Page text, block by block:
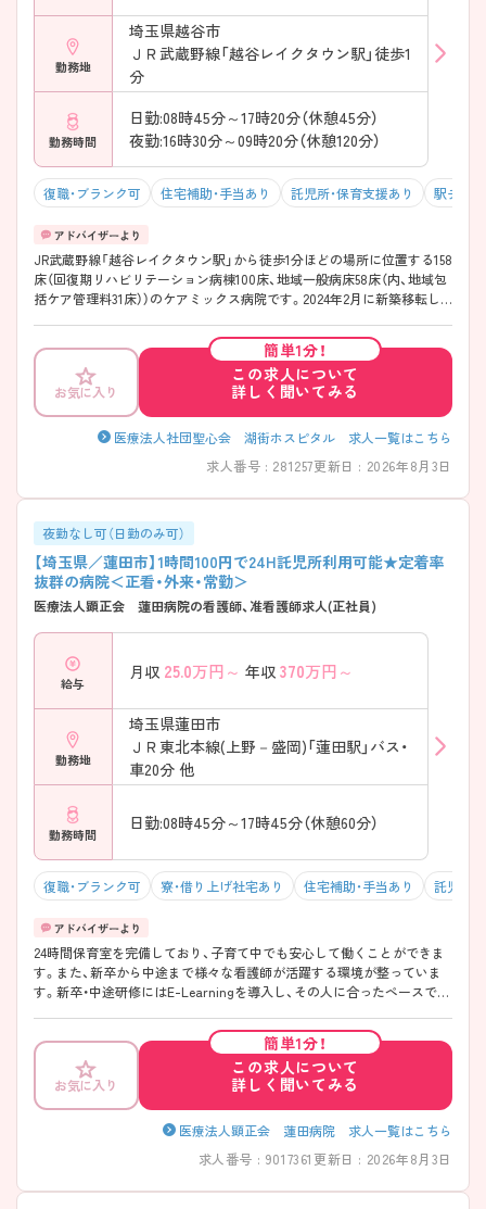
勤務地
埼玉県越谷市
ＪＲ武蔵野線「越谷レイクタウン駅」徒歩1
分
勤務時間
日勤:08時45分～17時20分（休憩45分）
夜勤:16時30分～09時20分（休憩120分）
復職・ブランク可 住宅補助・手当あり 託児所・保育支援あり 駅チカ（
JR武蔵野線「越谷レイクタウン駅」から徒歩1分ほどの場所に位置する158
床（回復期リハビリテーション病棟100床、地域一般病床58床（内、地域包
括ケア管理料31床））のケアミックス病院です。2024年2月に新築移転し、
院と介護施設の複合型の建物となっています。2013年に苑田会グループ
に加入し、医療連携はもちろん、教育研修なども手厚く実施しています。
また年間休日120日あり、メリハリをつけて働くことのできる環境となっ
ております！お子さんの運動会や授業参観には毎回出席できるようにシ
フトを調整しており、お子さんの体調不良などで発生する突発的な休み
にも理解がある職場です！ ご興味のある方には詳細をお話しますので、
お気に入り
簡単1分！
この求人について
詳しく聞いてみる
医療法人社団聖心会 湖街ホスピタル 求人一覧はこちら
求人番号 : 281257更新日 : 2026年8月3日
夜勤なし可（日勤のみ可）
【埼玉県／蓮田市】1時間100円で24H託児所利用可能★定着率
抜群の病院＜正看・外来・常勤＞
医療法人顕正会 蓮田病院の看護師、准看護師求人(正社員)
給与
月収 25.0万円～ 年収 370万円～
勤務地
埼玉県蓮田市
ＪＲ東北本線(上野－盛岡)「蓮田駅」バス・
車20分 他
勤務時間
日勤:08時45分～17時45分（休憩60分）
復職・ブランク可 寮・借り上げ社宅あり 住宅補助・手当あり 託児所
24時間保育室を完備しており、子育て中でも安心して働くことができま
す。また、新卒から中途まで様々な看護師が活躍する環境が整っていま
す。新卒・中途研修にはE-Learningを導入し、その人に合ったペースで学
へと生まれ変わりつつあります。地域包括ケア病棟を増床し、急性期～
慢性期～在宅と一気通貫型の病院として進化を続けており、地域包括ケ
アシステムの先頭を走る総合病院として注目を期待を集めている病院で
す。是非一度、ご自身の目で確認をして下さい！
お気に入り
簡単1分！
この求人について
詳しく聞いてみる
医療法人顕正会 蓮田病院 求人一覧はこちら
求人番号 : 9017361 更新日 : 2026年8月3日